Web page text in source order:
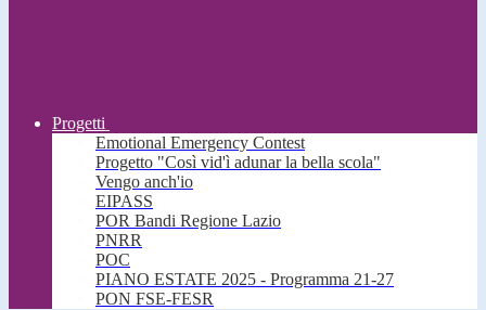
Progetti
Emotional Emergency Contest
Progetto "Così vid'ì adunar la bella scola"
Vengo anch'io
EIPASS
POR Bandi Regione Lazio
PNRR
POC
PIANO ESTATE 2025 - Programma 21-27
PON FSE-FESR